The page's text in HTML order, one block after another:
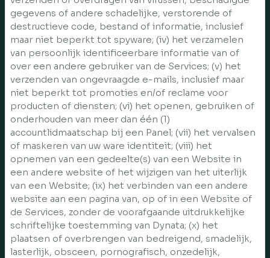
gegevens of andere schadelijke, verstorende of
destructieve code, bestand of informatie, inclusief
maar niet beperkt tot spyware; (iv) het verzamelen
van persoonlijk identificeerbare informatie van of
over een andere gebruiker van de Services; (v) het
verzenden van ongevraagde e-mails, inclusief maar
niet beperkt tot promoties en/of reclame voor
producten of diensten; (vi) het openen, gebruiken of
onderhouden van meer dan één (1)
accountlidmaatschap bij een Panel; (vii) het vervalsen
of maskeren van uw ware identiteit; (viii) het
opnemen van een gedeelte(s) van een Website in
een andere website of het wijzigen van het uiterlijk
van een Website; (ix) het verbinden van een andere
website aan een pagina van, op of in een Website of
de Services, zonder de voorafgaande uitdrukkelijke
schriftelijke toestemming van Dynata; (x) het
plaatsen of overbrengen van bedreigend, smadelijk,
lasterlijk, obsceen, pornografisch, onzedelijk,